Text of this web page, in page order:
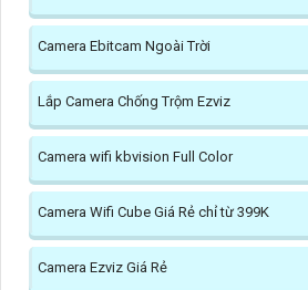
Camera Ebitcam Ngoài Trời
Lắp Camera Chống Trộm Ezviz
Camera wifi kbvision Full Color
Camera Wifi Cube Giá Rẻ chỉ từ 399K
Camera Ezviz Giá Rẻ